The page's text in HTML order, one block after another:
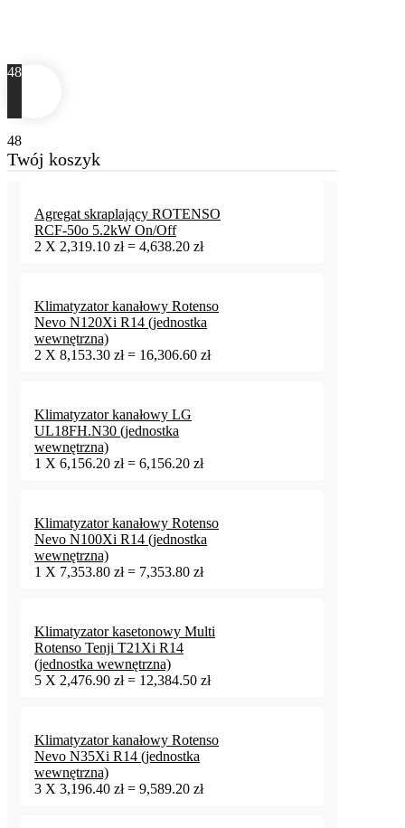
48
48
Twój koszyk
Agregat skraplający ROTENSO
RCF-50o 5.2kW On/Off
2 X 2,319.10 zł = 4,638.20 zł
Klimatyzator kanałowy Rotenso
Nevo N120Xi R14 (jednostka
wewnętrzna)
2 X 8,153.30 zł = 16,306.60 zł
Klimatyzator kanałowy LG
UL18FH.N30 (jednostka
wewnętrzna)
1 X 6,156.20 zł = 6,156.20 zł
Klimatyzator kanałowy Rotenso
Nevo N100Xi R14 (jednostka
wewnętrzna)
1 X 7,353.80 zł = 7,353.80 zł
Klimatyzator kasetonowy Multi
Rotenso Tenji T21Xi R14
(jednostka wewnętrzna)
5 X 2,476.90 zł = 12,384.50 zł
Klimatyzator kanałowy Rotenso
Nevo N35Xi R14 (jednostka
wewnętrzna)
3 X 3,196.40 zł = 9,589.20 zł